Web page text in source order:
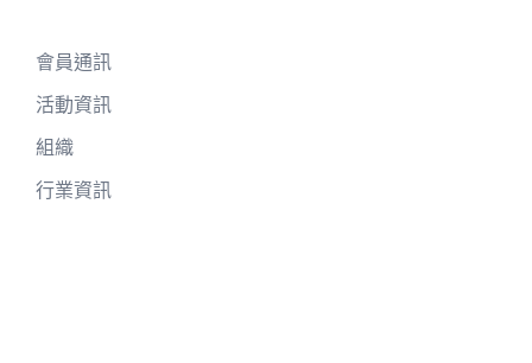
會員通訊
活動資訊
組織
行業資訊